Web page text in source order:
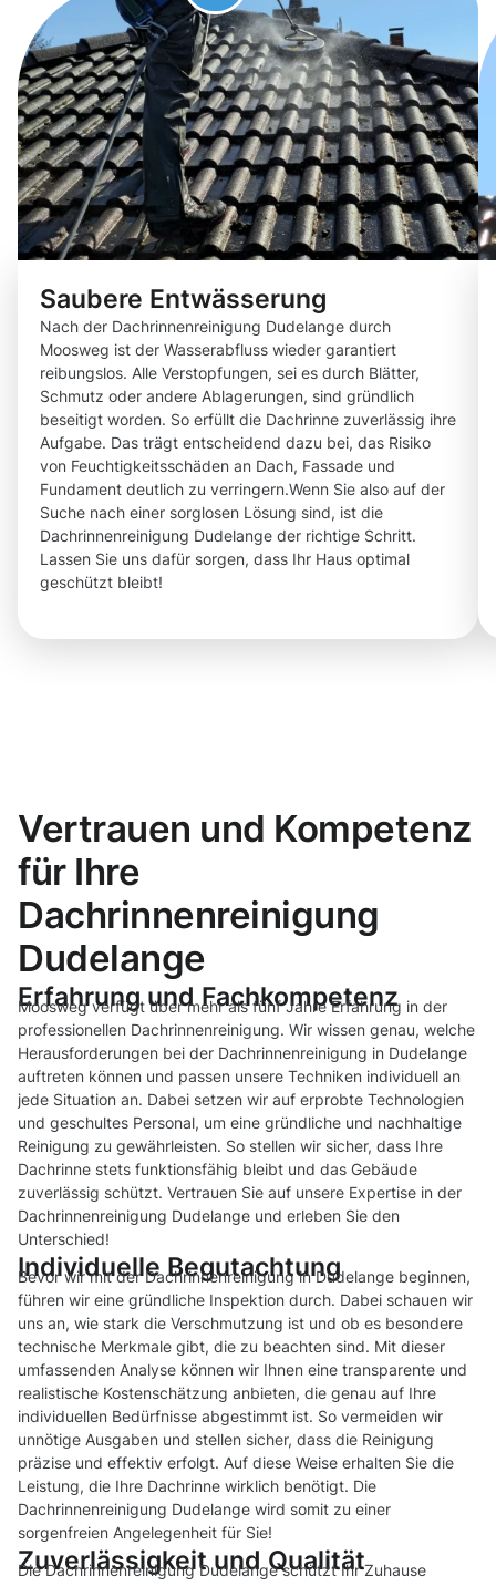
Saubere Entwässerung
Nach der Dachrinnenreinigung Dudelange durch
Moosweg ist der Wasserabfluss wieder garantiert
reibungslos. Alle Verstopfungen, sei es durch Blätter,
Schmutz oder andere Ablagerungen, sind gründlich
beseitigt worden. So erfüllt die Dachrinne zuverlässig ihre
Aufgabe. Das trägt entscheidend dazu bei, das Risiko
von Feuchtigkeitsschäden an Dach, Fassade und
Fundament deutlich zu verringern.Wenn Sie also auf der
Suche nach einer sorglosen Lösung sind, ist die
Dachrinnenreinigung Dudelange der richtige Schritt.
Lassen Sie uns dafür sorgen, dass Ihr Haus optimal
geschützt bleibt!
Vertrauen und Kompetenz
für Ihre
Dachrinnenreinigung
Dudelange
Erfahrung und Fachkompetenz
Moosweg verfügt über mehr als fünf Jahre Erfahrung in der
professionellen Dachrinnenreinigung. Wir wissen genau, welche
Herausforderungen bei der Dachrinnenreinigung in Dudelange
auftreten können und passen unsere Techniken individuell an
jede Situation an. Dabei setzen wir auf erprobte Technologien
und geschultes Personal, um eine gründliche und nachhaltige
Reinigung zu gewährleisten. So stellen wir sicher, dass Ihre
Dachrinne stets funktionsfähig bleibt und das Gebäude
zuverlässig schützt. Vertrauen Sie auf unsere Expertise in der
Dachrinnenreinigung Dudelange und erleben Sie den
Unterschied!
Individuelle Begutachtung
Bevor wir mit der Dachrinnenreinigung in Dudelange beginnen,
führen wir eine gründliche Inspektion durch. Dabei schauen wir
uns an, wie stark die Verschmutzung ist und ob es besondere
technische Merkmale gibt, die zu beachten sind. Mit dieser
umfassenden Analyse können wir Ihnen eine transparente und
realistische Kostenschätzung anbieten, die genau auf Ihre
individuellen Bedürfnisse abgestimmt ist. So vermeiden wir
unnötige Ausgaben und stellen sicher, dass die Reinigung
präzise und effektiv erfolgt. Auf diese Weise erhalten Sie die
Leistung, die Ihre Dachrinne wirklich benötigt. Die
Dachrinnenreinigung Dudelange wird somit zu einer
sorgenfreien Angelegenheit für Sie!
Zuverlässigkeit und Qualität
Die Dachrinnenreinigung Dudelange schützt Ihr Zuhause